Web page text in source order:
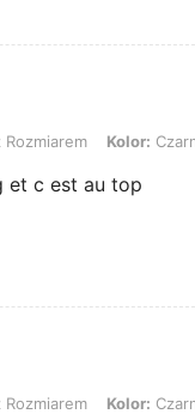
Kolor: Czarne,
Kolor:
et c est au top
Kolor: Czarne,
Kolor: